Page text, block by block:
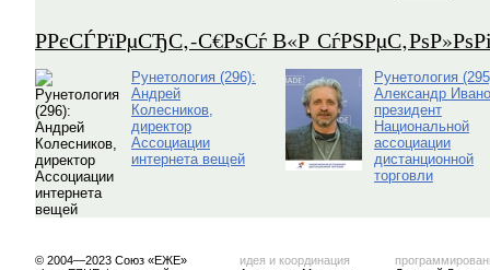
Р­РєСЃРїРµСЂС‚-С€РѕСѓ В«Р
Рунетология (296):
Андрей
Колесников,
директор
Ассоциации
интернета вещей
Рунетология
Александр
президент
Национальной
ассоциации
дистанционной
торговли
© 2004—2023 Союз «ЕЖЕ»
идея и координация